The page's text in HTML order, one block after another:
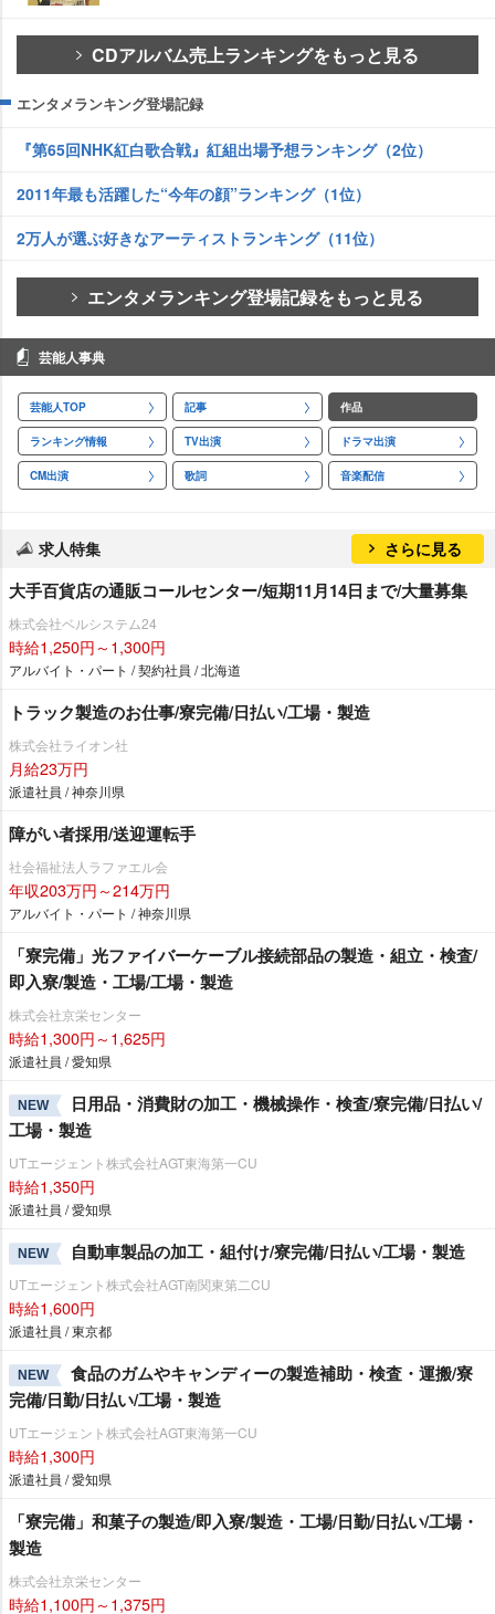
CDアルバム売上ランキングをもっと見る
エンタメランキング登場記録
『第65回NHK紅白歌合戦』紅組出場予想ランキング（2位）
2011年最も活躍した“今年の顔”ランキング（1位）
2万人が選ぶ好きなアーティストランキング（11位）
エンタメランキング登場記録をもっと見る
芸能人事典
芸能人TOP 記事 作品
ランキング情報 TV出演 ドラマ出演
CM出演 歌詞 音楽配信
求人特集 さらに見る
大手百貨店の通販コールセンター/短期11月14日まで/大量募集
株式会社ベルシステム24
時給1,250円～1,300円
アルバイト・パート / 契約社員 / 北海道
トラック製造のお仕事/寮完備/日払い/工場・製造
株式会社ライオン社
月給23万円
派遣社員 / 神奈川県
障がい者採用/送迎運転手
社会福祉法人ラファエル会
年収203万円～214万円
アルバイト・パート / 神奈川県
「寮完備」光ファイバーケーブル接続部品の製造・組立・検査/
即入寮/製造・工場/工場・製造
株式会社京栄センター
時給1,300円～1,625円
派遣社員 / 愛知県
NEW
日用品・消費財の加工・機械操作・検査/寮完備/日払い/
工場・製造
UTエージェント株式会社AGT東海第一CU
時給1,350円
派遣社員 / 愛知県
NEW 自動車製品の加工・組付け/寮完備/日払い/工場・製造
UTエージェント株式会社AGT南関東第二CU
時給1,600円
派遣社員 / 東京都
NEW
食品のガムやキャンディーの製造補助・検査・運搬/寮
完備/日勤/日払い/工場・製造
UTエージェント株式会社AGT東海第一CU
時給1,300円
派遣社員 / 愛知県
「寮完備」和菓子の製造/即入寮/製造・工場/日勤/日払い/工場・
製造
株式会社京栄センター
時給1,100円～1,375円